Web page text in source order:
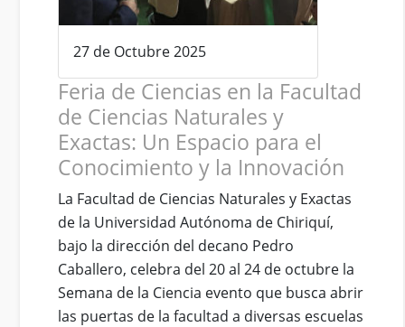
27 de Octubre 2025
Feria de Ciencias en la Facultad
de Ciencias Naturales y
Exactas: Un Espacio para el
Conocimiento y la Innovación
La Facultad de Ciencias Naturales y Exactas
de la Universidad Autónoma de Chiriquí,
bajo la dirección del decano Pedro
Caballero, celebra del 20 al 24 de octubre la
Semana de la Ciencia evento que busca abrir
las puertas de la facultad a diversas escuelas